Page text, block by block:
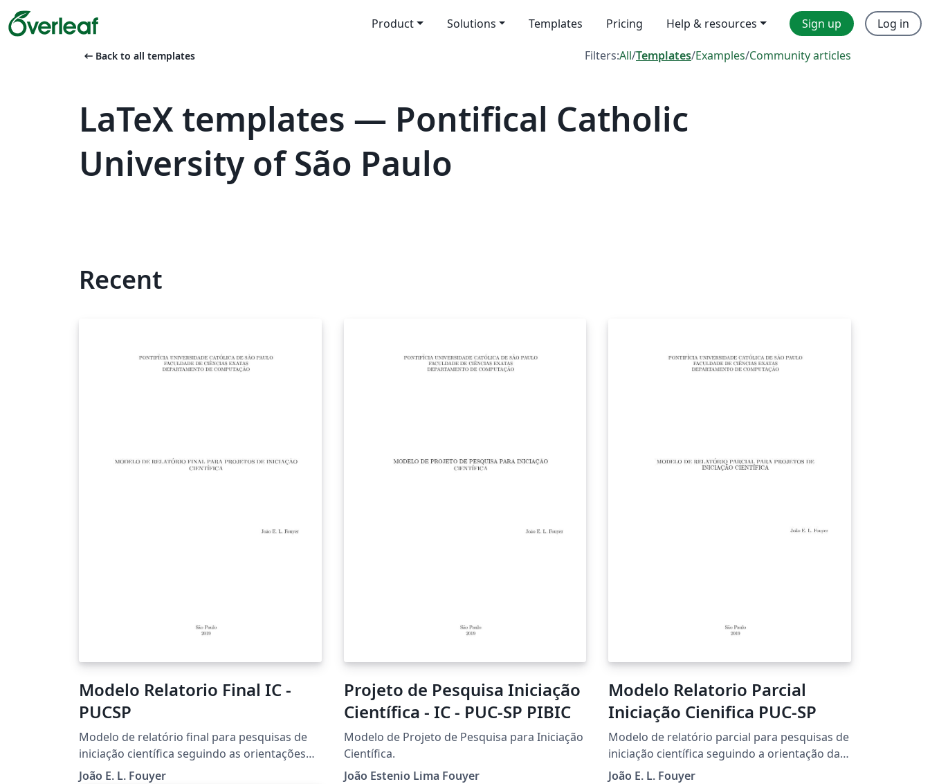
Product Solutions Templates Pricing Help & resources Sign up Log in
arrow_left_alt Back to all templates Filters:All/Templates/Examples/Community articles
LaTeX templates — Pontifical Catholic
University of São Paulo
Recent
Modelo Relatorio Final IC -
PUCSP
Modelo de relatório final para pesquisas de
iniciação científica seguindo as orientações
da PUC-SP.
João E. L. Fouyer
Projeto de Pesquisa Iniciação
Científica - IC - PUC-SP PIBIC
Modelo de Projeto de Pesquisa para Iniciação
Científica.
João Estenio Lima Fouyer
Modelo Relatorio Parcial
Iniciação Cienifica PUC-SP
Modelo de relatório parcial para pesquisas de
iniciação científica seguindo a orientação da
PUCSP.
João E. L. Fouyer